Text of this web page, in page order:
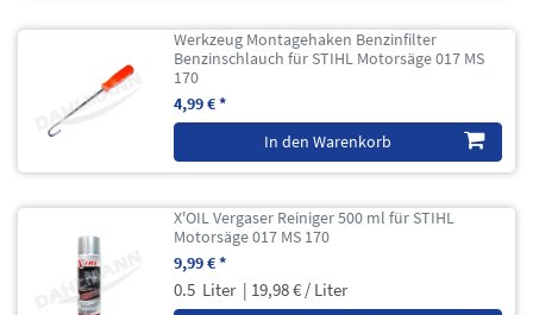
Werkzeug Montagehaken Benzinfilter
Benzinschlauch für STIHL Motorsäge 017 MS
170
4,99 € *
In den Warenkorb
X'OIL Vergaser Reiniger 500 ml für STIHL
Motorsäge 017 MS 170
9,99 € *
0.5 Liter | 19,98 € / Liter